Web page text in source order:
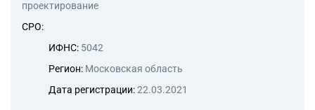
проектирование
СРО:
ИФНС: 5042
Регион: Московская область
Дата регистрации:22.03.2021